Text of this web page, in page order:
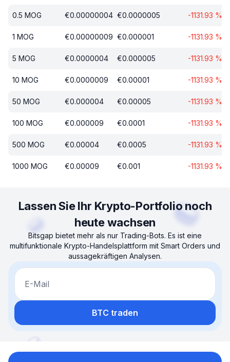
0.5 MOG €0.00000004 €0.0000005 -1131.93 %
1 MOG €0.00000009 €0.000001 -1131.93 %
5 MOG €0.0000004 €0.000005 -1131.93 %
10 MOG €0.0000009 €0.00001 -1131.93 %
50 MOG €0.000004 €0.00005 -1131.93 %
100 MOG €0.000009 €0.0001 -1131.93 %
500 MOG €0.00004 €0.0005 -1131.93 %
1000 MOG €0.00009 €0.001 -1131.93 %
Lassen Sie Ihr Krypto-Portfolio noch
heute wachsen
Bitsgap bietet mehr als nur Trading-Bots. Es ist eine
multifunktionale Krypto-Handelsplattform mit Smart Orders und
aussagekräftigen Analysen.
E-Mail
BTC traden